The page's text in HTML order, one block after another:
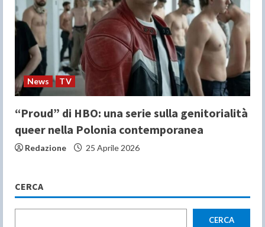
News TV
“Proud” di HBO: una serie sulla genitorialità
queer nella Polonia contemporanea
Redazione 25 Aprile 2026
CERCA
CERCA